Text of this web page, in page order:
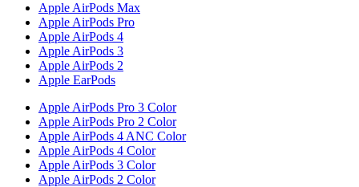
Apple AirPods Max
Apple AirPods Pro
Apple AirPods 4
Apple AirPods 3
Apple AirPods 2
Apple EarPods
Apple AirPods Pro 3 Color
Apple AirPods Pro 2 Color
Apple AirPods 4 ANC Color
Apple AirPods 4 Color
Apple AirPods 3 Color
Apple AirPods 2 Color